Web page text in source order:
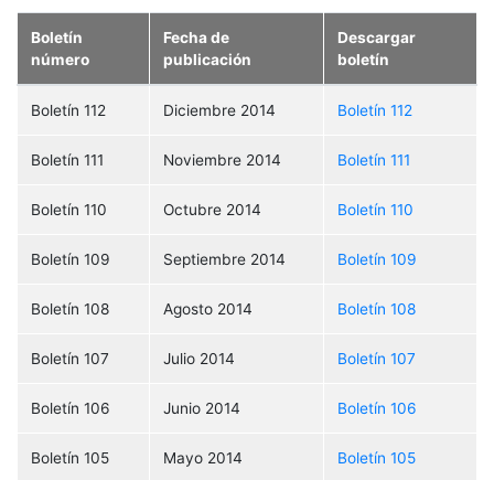
Boletín
número
Fecha de
publicación
Descargar
boletín
Boletín 112 Diciembre 2014 Boletín 112
Boletín 111 Noviembre 2014 Boletín 111
Boletín 110 Octubre 2014 Boletín 110
Boletín 109 Septiembre 2014 Boletín 109
Boletín 108 Agosto 2014 Boletín 108
Boletín 107 Julio 2014 Boletín 107
Boletín 106 Junio 2014 Boletín 106
Boletín 105 Mayo 2014 Boletín 105